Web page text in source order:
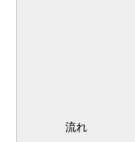
流れ